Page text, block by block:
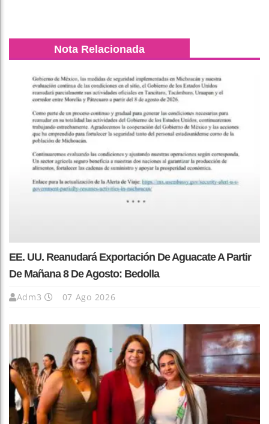
Nota Relacionada
EE. UU. Reanudará Exportación De Aguacate A Partir
De Mañana 8 De Agosto: Bedolla
Adm3 07 Ago 2026